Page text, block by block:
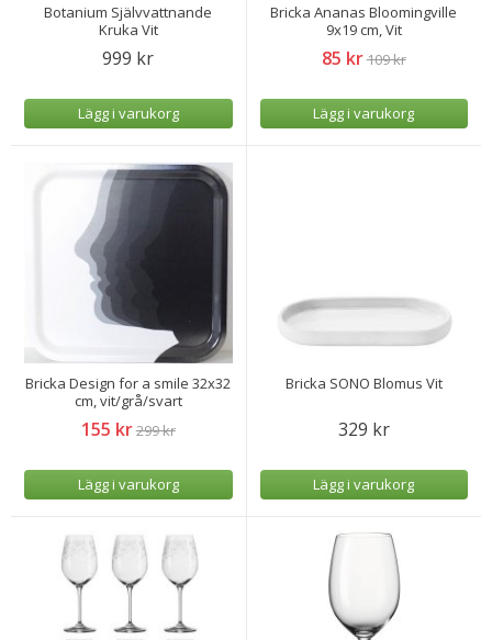
Botanium Självvattnande
Kruka Vit
999 kr
Lägg i varukorg
Bricka Ananas Bloomingville
9x19 cm, Vit
85 kr109 kr
Lägg i varukorg
Bricka Design for a smile 32x32
cm, vit/grå/svart
155 kr299 kr
Lägg i varukorg
Bricka SONO Blomus Vit
329 kr
Lägg i varukorg